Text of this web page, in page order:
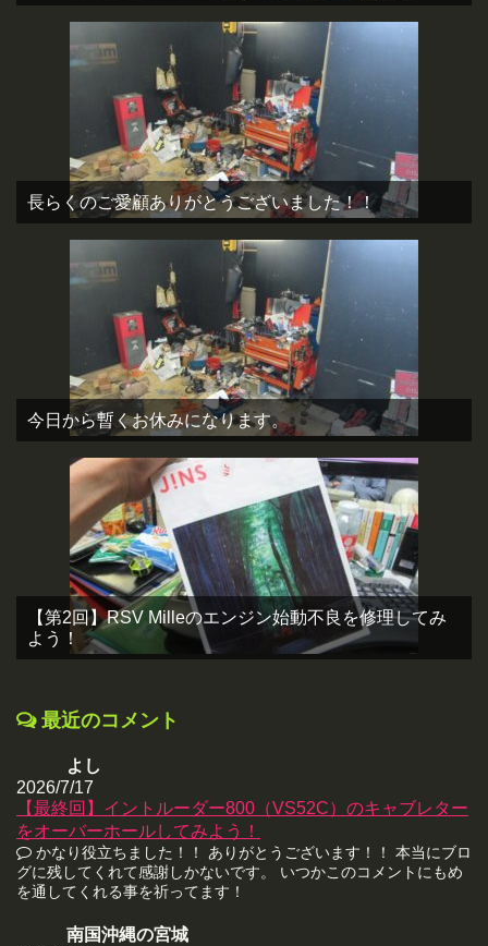
長らくのご愛顧ありがとうございました！！
今日から暫くお休みになります。
【第2回】RSV Milleのエンジン始動不良を修理してみ
よう！
最近のコメント
よし
2026/7/17
【最終回】イントルーダー800（VS52C）のキャブレター
をオーバーホールしてみよう！
かなり役立ちました！！ ありがとうございます！！ 本当にブロ
グに残してくれて感謝しかないです。 いつかこのコメントにもめ
を通してくれる事を祈ってます！
南国沖縄の宮城